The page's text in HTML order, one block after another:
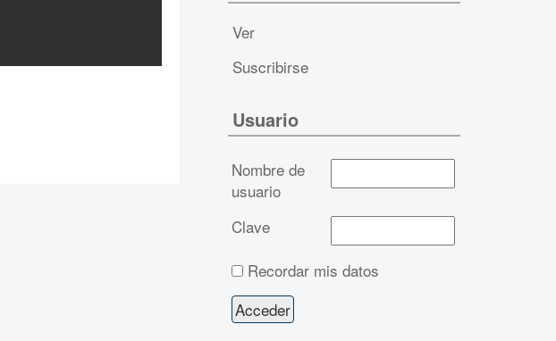
Ver
Suscribirse
Usuario
Nombre de
usuario
Clave
Recordar mis datos